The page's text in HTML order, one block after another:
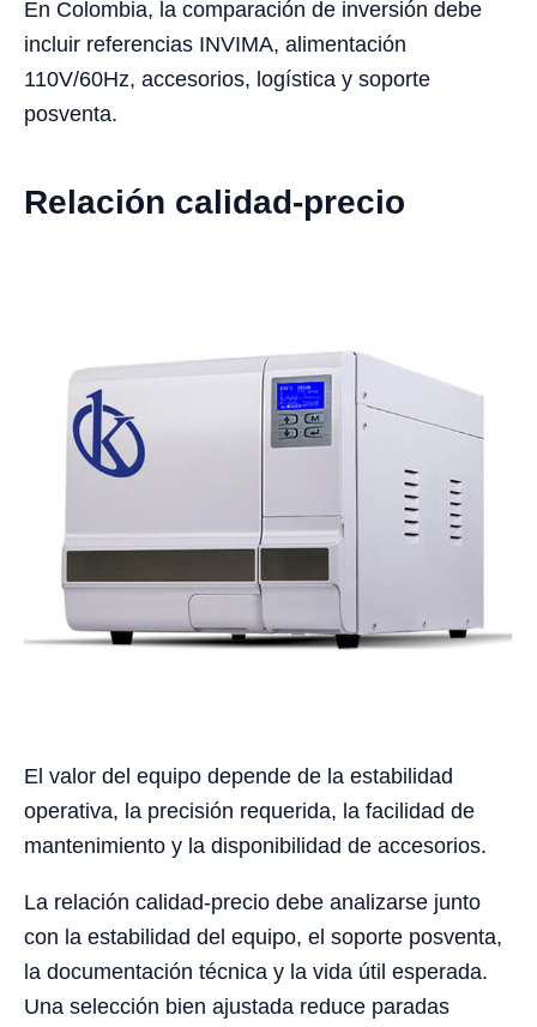
En Colombia, la comparación de inversión debe
incluir referencias INVIMA, alimentación
110V/60Hz, accesorios, logística y soporte
posventa.
Relación calidad-precio
El valor del equipo depende de la estabilidad
operativa, la precisión requerida, la facilidad de
mantenimiento y la disponibilidad de accesorios.
La relación calidad-precio debe analizarse junto
con la estabilidad del equipo, el soporte posventa,
la documentación técnica y la vida útil esperada.
Una selección bien ajustada reduce paradas